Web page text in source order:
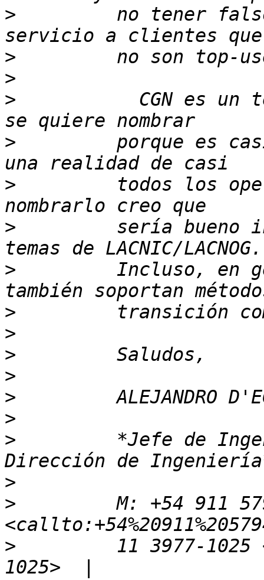
>
no tener
>
>
>
CGN es un
>
porque es
>
todos los
>
sería bueno
>
Incluso, en
>
>
>
>
>
>
>
*Jefe de
>
>
M: +54 911
>
11 3977-1025